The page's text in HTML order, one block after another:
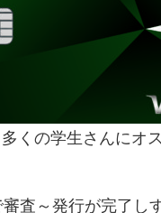
くの学生さんにオ
査～発行が完了し